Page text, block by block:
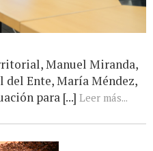
Manuel Miranda,
Ente, María Méndez,
para [...] Leer más...